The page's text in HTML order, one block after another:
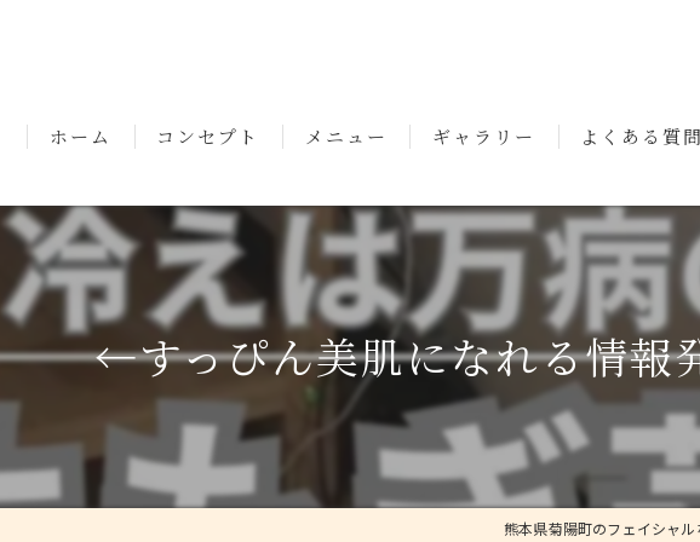
ホーム コンセプト
ごあいさつ
メニュー ギャラリー よくある質問
←すっぴん美肌になれる情報
熊本県菊陽町のフェイシャ